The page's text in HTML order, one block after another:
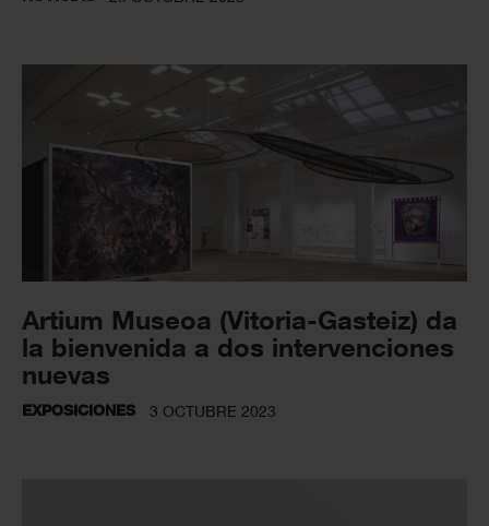
Artium Museoa (Vitoria-Gasteiz) da
la bienvenida a dos intervenciones
nuevas
EXPOSICIONES 3 OCTUBRE 2023